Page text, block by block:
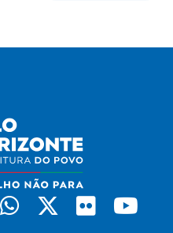
TiktokWhatsapp
X Flickr